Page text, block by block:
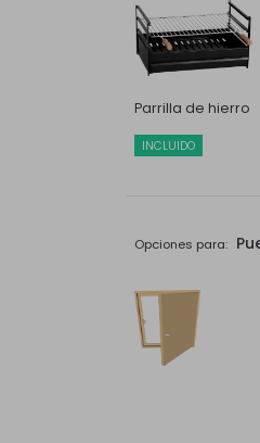
Parrilla de hierro
INCLUIDO
Opciones para: